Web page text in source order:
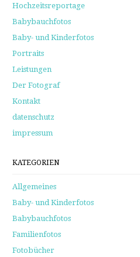
Hochzeitsreportage
Babybauchfotos
Baby- und Kinderfotos
Portraits
Leistungen
Der Fotograf
Kontakt
datenschutz
impressum
KATEGORIEN
Allgemeines
Baby- und Kinderfotos
Babybauchfotos
Familienfotos
Fotobücher